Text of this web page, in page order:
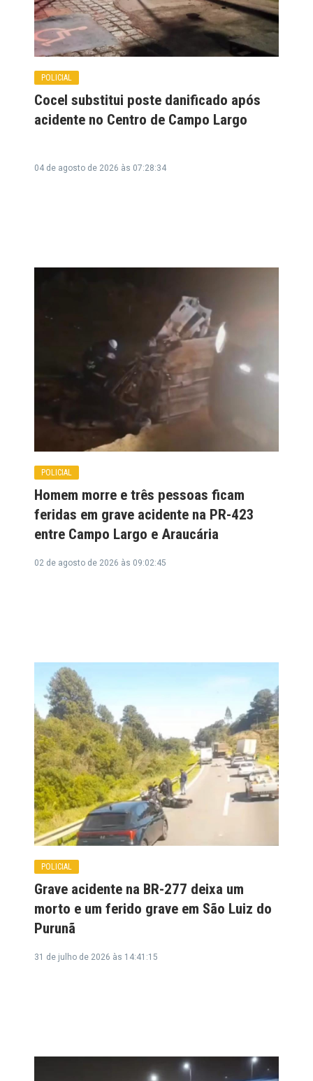
POLICIAL
Cocel substitui poste danificado após
acidente no Centro de Campo Largo
04 de agosto de 2026 às 07:28:34
POLICIAL
Homem morre e três pessoas ficam
feridas em grave acidente na PR-423
entre Campo Largo e Araucária
02 de agosto de 2026 às 09:02:45
POLICIAL
Grave acidente na BR-277 deixa um
morto e um ferido grave em São Luiz do
Purunã
31 de julho de 2026 às 14:41:15